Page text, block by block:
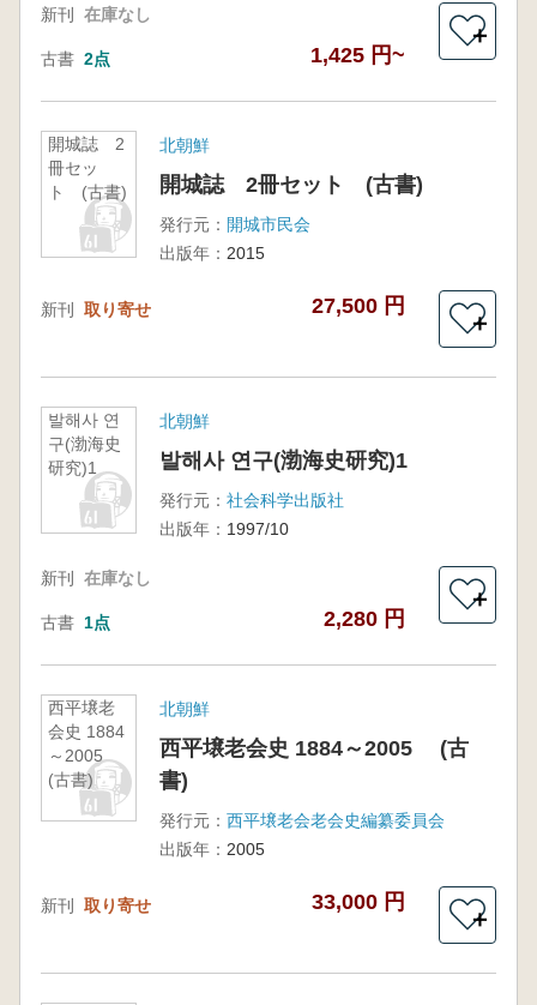
新刊 在庫なし
古書 2点 1,425 円~
＋
開城誌 2
冊セッ
ト (古書)
北朝鮮
開城誌 2冊セット (古書)
発行元： 開城市民会
出版年： 2015
新刊 取り寄せ 27,500 円
＋
발해사 연
구(渤海史
研究)1
北朝鮮
발해사 연구(渤海史研究)1
発行元： 社会科学出版社
出版年： 1997/10
新刊 在庫なし
古書 1点 2,280 円
＋
西平壌老
会史 1884
～2005
(古書)
北朝鮮
西平壌老会史 1884～2005 (古
書)
発行元： 西平壌老会老会史編纂委員会
出版年： 2005
新刊 取り寄せ 33,000 円
＋